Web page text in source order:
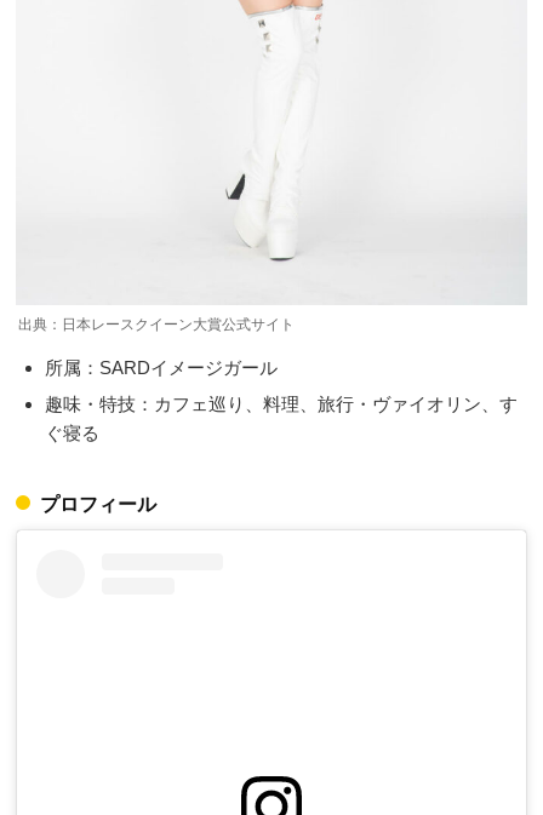
出典：日本レースクイーン大賞公式サイト
所属：SARDイメージガール
趣味・特技：カフェ巡り、料理、旅行・ヴァイオリン、す
ぐ寝る
プロフィール